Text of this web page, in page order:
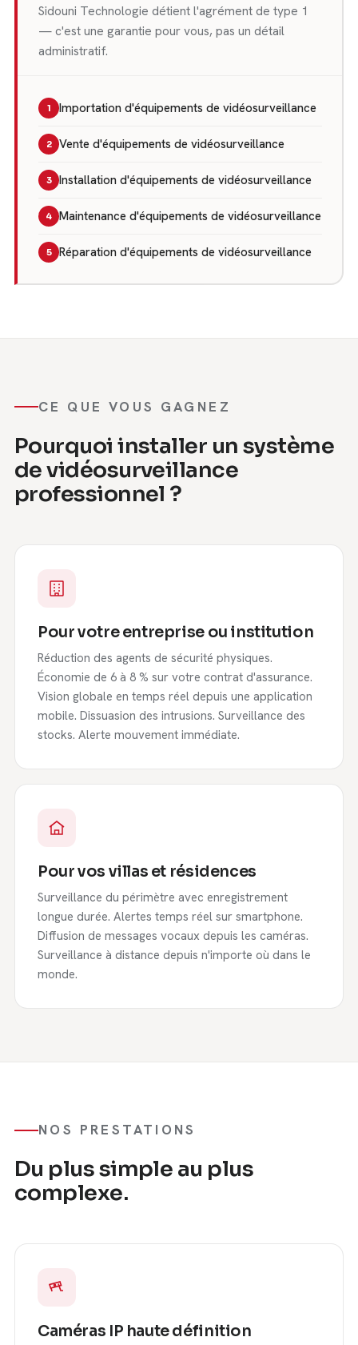
Sidouni Technologie détient l'agrément de type 1
— c'est une garantie pour vous, pas un détail
administratif.
Importation d'équipements de vidéosurveillance
Vente d'équipements de vidéosurveillance
Installation d'équipements de vidéosurveillance
Maintenance d'équipements de vidéosurveillance
Réparation d'équipements de vidéosurveillance
CE QUE VOUS GAGNEZ
Pourquoi installer un système
de vidéosurveillance
professionnel ?
Pour votre entreprise ou institution
Réduction des agents de sécurité physiques.
Économie de 6 à 8 % sur votre contrat d'assurance.
Vision globale en temps réel depuis une application
mobile. Dissuasion des intrusions. Surveillance des
stocks. Alerte mouvement immédiate.
Pour vos villas et résidences
Surveillance du périmètre avec enregistrement
longue durée. Alertes temps réel sur smartphone.
Diffusion de messages vocaux depuis les caméras.
Surveillance à distance depuis n'importe où dans le
monde.
NOS PRESTATIONS
Du plus simple au plus
complexe.
Caméras IP haute définition